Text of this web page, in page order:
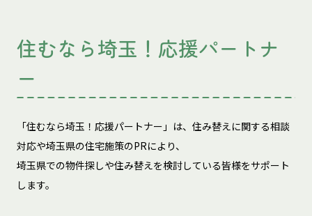
住むなら埼玉！応援パートナ
ー
「住むなら埼玉！応援パートナー」は、住み替えに関する相談
対応や埼玉県の住宅施策のPRにより、
埼玉県での物件探しや住み替えを検討している皆様をサポート
します。